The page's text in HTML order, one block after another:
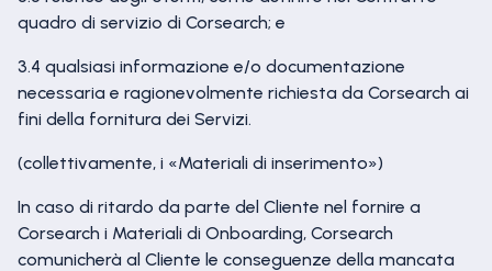
quadro di servizio di Corsearch; e
3.4 qualsiasi informazione e/o documentazione
necessaria e ragionevolmente richiesta da Corsearch ai
fini della fornitura dei Servizi.
(collettivamente, i «Materiali di inserimento»)
In caso di ritardo da parte del Cliente nel fornire a
Corsearch i Materiali di Onboarding, Corsearch
comunicherà al Cliente le conseguenze della mancata